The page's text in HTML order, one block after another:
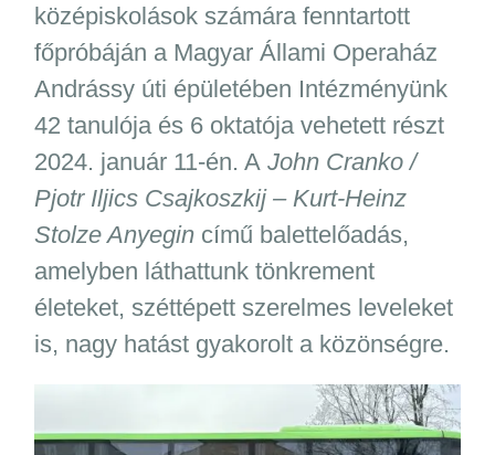
középiskolások számára fenntartott
főpróbáján a Magyar Állami Operaház
Andrássy úti épületében Intézményünk
42 tanulója és 6 oktatója vehetett részt
2024. január 11-én. A John Cranko /
Pjotr Iljics Csajkoszkij – Kurt-Heinz
Stolze Anyegin című balettelőadás,
amelyben láthattunk tönkrement
életeket, széttépett szerelmes leveleket
is, nagy hatást gyakorolt a közönségre.